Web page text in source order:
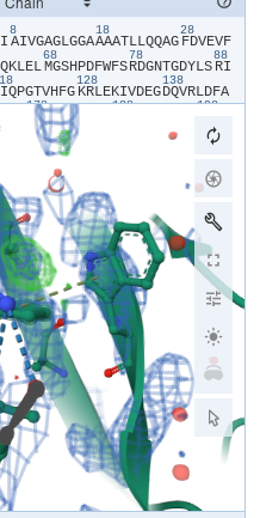
​I​
8
​A​​I​​V​​G​​A​​G​​L​​G​​G​​A​
18
​A​​A​​A​​T​​L​​L​​Q​​Q​​A​​G​
28
​F​​D​​V​​E​​V​​F​​
​Q​​K​​L​​E​​L​
68
​M​​G​​S​​H​​P​​D​​F​​W​​F​​S​
78
​R​​D​​G​​N​​T​​G​​D​​Y​​L​​S​
88
​R​​I​
​I​​Q​​P​​G​​T​​V​​H​​F​​G​
128
​K​​R​​L​​E​​K​​I​​V​​D​​E​​G​
138
​D​​Q​​V​​R​​L​​D​​F​​A​
178
​S​​G​​W​​V​​A​​H​​R​
188 198
​W​​D​​F​
238
​Q​​G​​A​
248
​R​​A​ ​G​​Y​
288
​G​​D​ ​I​​E​
​E​​R​​A​ ​S​​Q​​V​
348
​Q​​S​​V​​S​ ​N​​A​​N​​T​​W​ ​A​​W​​V​ ​Y​
368
​G​